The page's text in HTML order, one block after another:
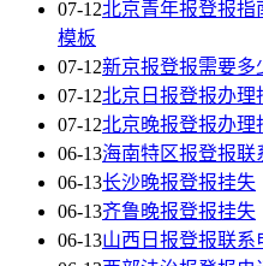
07-12北京青年报登报指
模板
07-12新京报登报需要多
07-12北京日报登报办理
07-12北京晚报登报办理
06-13海南特区报登报联
06-13长沙晚报登报挂失
06-13齐鲁晚报登报挂失
06-13山西日报登报联系